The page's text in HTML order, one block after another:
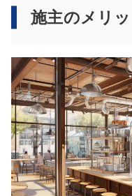
施主のメリ